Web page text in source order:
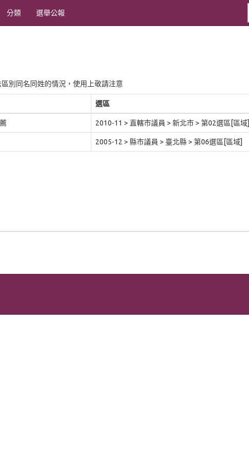
分類 選舉公報
別同名同姓的情況，使用上敬請注意
選區
2010-11 > 直轄市議員 > 新北市 > 第02選區[區域]
2005-12 > 縣市議員 > 臺北縣 > 第06選區[區域]